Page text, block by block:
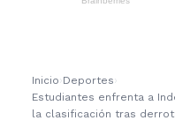
Inicio ›Deportes ›
Estudiantes enfrenta a
la clasificación tras